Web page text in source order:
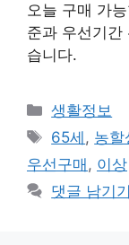
오늘 구매 가
준과 우선기간
습니다.
카
테
리
생활정보
태
그
65세 , 농할
우선구매 , 이상
댓글 남기기